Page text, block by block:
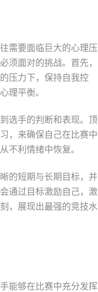
需要面临巨大的心理压
须面对的挑战。首先，
压力下，保持自我控
理平衡。
选手的判断和表现。顶
，来确保自己在比赛中
不利情绪中恢复。
的短期与长期目标，并
通过目标激励自己，激
，展现出最强的竞技水
能够在比赛中充分发挥